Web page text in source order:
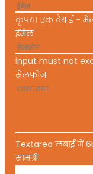
कृपया एक वैध ई - मेल
ईमेल
input must not
सेलफोन
Textarea लंबाई में
सामग्री